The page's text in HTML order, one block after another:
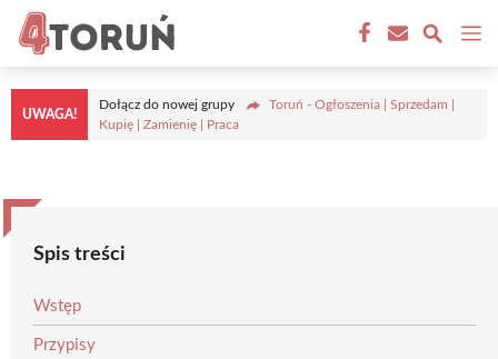
Przejdź
treści
UWAGA!
Dołącz do nowej grupy
Toruń - Ogłoszenia | Sprzedam |
Kupię | Zamienię | Praca
Spis treści
Wstęp
Przypisy